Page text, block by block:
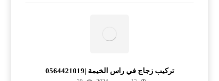
تركيب زجاج في راس الخيمة |0564421019